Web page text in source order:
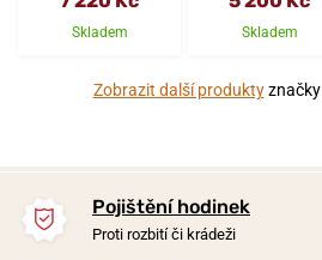
Skladem Skladem
Zobrazit další produktyznačky
Pojištění hodinek
Proti rozbití či krádeži